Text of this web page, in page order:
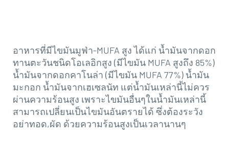
อาหารที่มีไขมันมูฟ่า-MUFA สูง ได้แก่ น้ำมันจากดอก
ทานตะวันชนิดโอเลอิกสูง (มีไขมัน MUFA สูงถึง 85%)
น้ำมันจากดอกคาโนล่า (มีไขมัน MUFA 77%) น้ำมัน
มะกอก น้ำมันจากเฮเซลนัท แต่น้ำมันเหล่านี้ไม่ควร
ผ่านความร้อนสูง เพราะไขมันอื่นๆในน้ำมันเหล่านี้
สามารถเปลี่ยนเป็นไขมันอันตรายได้ ซึ่งต้องระวัง
อย่าทอด,ผัด ด้วยความร้อนสูงเป็นเวลานานๆ